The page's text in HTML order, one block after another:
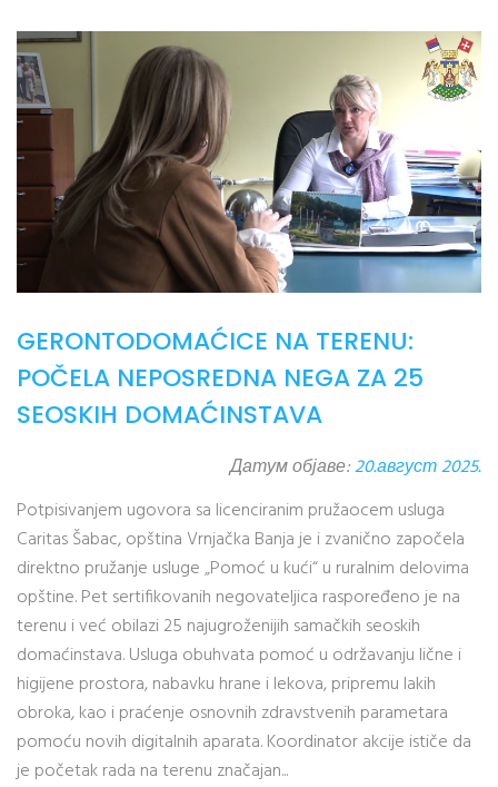
GERONTODOMAĆICE NA TERENU:
POČELA NEPOSREDNA NEGA ZA 25
SEOSKIH DOMAĆINSTAVA
Датум објаве:20.август 2025.
Potpisivanjem ugovora sa licenciranim pružaocem usluga
Caritas Šabac, opština Vrnjačka Banja je i zvanično započela
direktno pružanje usluge „Pomoć u kući“ u ruralnim delovima
opštine. Pet sertifikovanih negovateljica raspoređeno je na
terenu i već obilazi 25 najugroženijih samačkih seoskih
domaćinstava. Usluga obuhvata pomoć u održavanju lične i
higijene prostora, nabavku hrane i lekova, pripremu lakih
obroka, kao i praćenje osnovnih zdravstvenih parametara
pomoću novih digitalnih aparata. Koordinator akcije ističe da
je početak rada na terenu značajan...